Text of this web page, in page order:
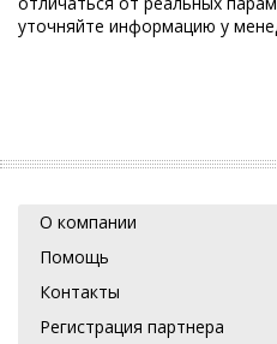
уточняйте информацию у
О компании
Помощь
Контакты
Регистрация партнера